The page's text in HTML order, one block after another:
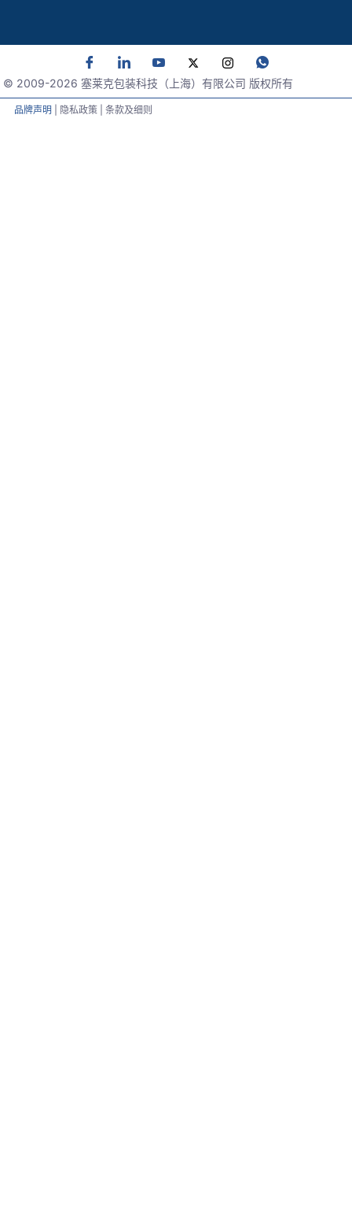
© 2009-2026 塞莱克包装科技（上海）有限公司 版权所有
品牌声明 | 隐私政策 | 条款及细则